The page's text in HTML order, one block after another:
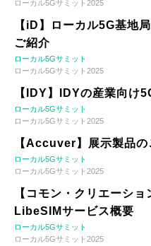
ローカル5Gサミット2025
【iD】ローカル5G基地
ご紹介
ローカル5Gサミット
ローカル5Gサミット2025
【IDY】IDYの産業向け
ローカル5Gサミット
ローカル5Gサミット2025
【Accuver】展示製品の
ローカル5Gサミット
ローカル5Gサミット2025
【コモン・クリエーシ
LibeSIMサービス概要
ローカル5Gサミット
ローカル5Gサミット2025